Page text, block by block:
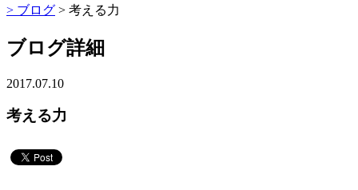
> ブログ > 考える力
ブログ詳細
2017.07.10
考える力